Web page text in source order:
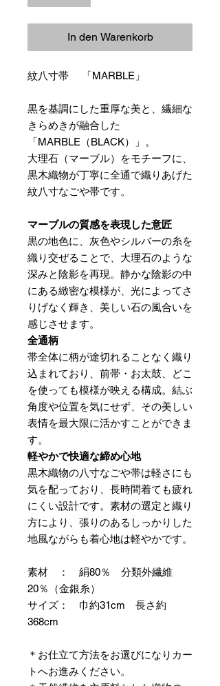
In den Warenkorb
紋八寸帯 「MARBLE」
黒を基調にした重厚な美と、繊細な
きらめきが融合した
「MARBLE（BLACK）」。
大理石（マーブル）をモチーフに、
黒木織物が丁寧に全通で織りあげた
紋八寸なごや帯です。
マーブルの質感を表現した意匠
黒の地色に、灰色やシルバーの糸を
織り交ぜることで、大理石のような
深みと陰影を再現。静かな陰影の中
にある緻密な模様が、光によってさ
りげなく輝き、美しい石の風合いを
感じさせます。
全通柄
帯全体に柄が途切れることなく織り
込まれており、前帯・お太鼓、どこ
を使っても模様が映える構成。結ぶ
角度や位置を気にせず、その美しい
表情を最大限に活かすことができま
す。
軽やかで快適な締め心地
黒木織物の八寸なごや帯は軽さにも
気を配っており、長時間着ても疲れ
にくい設計です。素材の選定と織り
方により、張りのあるしっかりした
地風ながらも着心地は軽やかです。
素材 ： 絹80％ 分類外繊維
20％（金銀糸）
サイズ： 巾約31cm 長さ約
368cm
＊お仕立て方法をお選びになりカー
トへお進みください。